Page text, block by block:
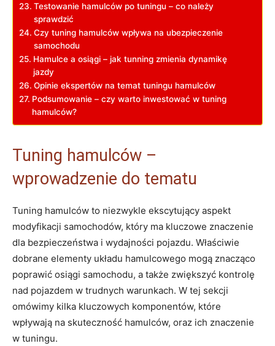
Testowanie hamulców po tuningu – co należy
sprawdzić
Czy tuning hamulców wpływa na ubezpieczenie
samochodu
Hamulce a osiągi – jak tunning zmienia dynamikę
jazdy
Opinie ekspertów na temat tuningu hamulców
Podsumowanie – czy warto inwestować w tuning
hamulców?
Tuning hamulców –
wprowadzenie do tematu
Tuning hamulców to niezwykle ekscytujący aspekt
modyfikacji samochodów, który ma kluczowe znaczenie
dla bezpieczeństwa i wydajności pojazdu. Właściwie
dobrane elementy układu hamulcowego mogą znacząco
poprawić osiągi samochodu, a także zwiększyć kontrolę
nad pojazdem w trudnych warunkach. W tej sekcji
omówimy kilka kluczowych komponentów, które
wpływają na skuteczność hamulców, oraz ich znaczenie
w tuningu.